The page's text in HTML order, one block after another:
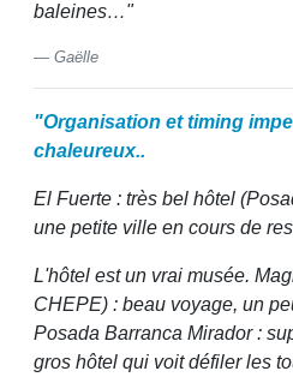
baleines…"
Gaëlle
"Organisation et timing
chaleureux..
El Fuerte : très bel hôtel
une petite ville en cours de
L'hôtel est un vrai musée.
CHEPE) : beau voyage, un
Posada Barranca Mirador :
gros hôtel qui voit défiler les